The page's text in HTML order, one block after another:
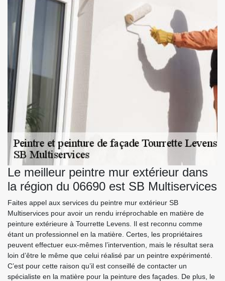
Le meilleur peintre mur extérieur dans
la région du 06690 est SB Multiservices
Faites appel aux services du peintre mur extérieur SB
Multiservices pour avoir un rendu irréprochable en matière de
peinture extérieure à Tourrette Levens. Il est reconnu comme
étant un professionnel en la matière. Certes, les propriétaires
peuvent effectuer eux-mêmes l’intervention, mais le résultat sera
loin d’être le même que celui réalisé par un peintre expérimenté.
C’est pour cette raison qu’il est conseillé de contacter un
spécialiste en la matière pour la peinture des façades. De plus, le